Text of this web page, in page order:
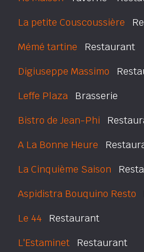
La petite Couscoussière
Mémé tartine Restaurant
Digiuseppe Massimo
Leffe Plaza Brasserie
Bistro de Jean-Phi
A La Bonne Heure
La Cinquième Saison
Aspidistra Bouquino Resto
Le 44 Restaurant
L'Estaminet Restaurant